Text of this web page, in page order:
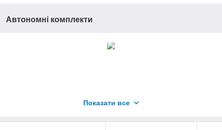
Автономні комплекти
Показати все